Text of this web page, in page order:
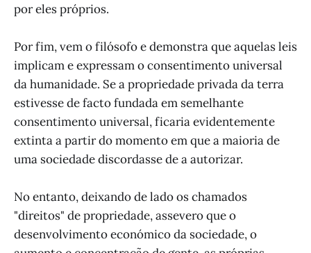
por eles próprios.
Por fim, vem o filósofo e demonstra que aquelas leis
implicam e expressam o consentimento universal
da humanidade. Se a propriedade privada da terra
estivesse de facto fundada em semelhante
consentimento universal, ficaria evidentemente
extinta a partir do momento em que a maioria de
uma sociedade discordasse de a autorizar.
No entanto, deixando de lado os chamados
"direitos" de propriedade, assevero que o
desenvolvimento económico da sociedade, o